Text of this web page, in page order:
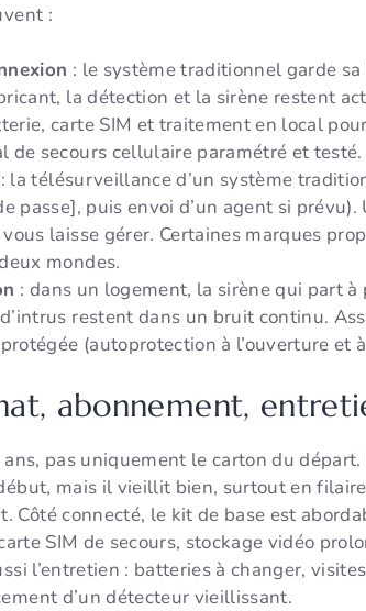
:
: le système traditionnel garde
la détection et la sirène restent
carte SIM et traitement en local
de secours cellulaire paramétré et testé.
: la télésurveillance d’un système
passe], puis envoi d’un agent si
laisse gérer. Certaines marques
mondes.
: dans un logement, la sirène qui part
restent dans un bruit continu.
(autoprotection à l’ouverture et
abonnement,
pas uniquement le carton du
mais il vieillit bien, surtout en
Côté connecté, le kit de base est
SIM de secours, stockage vidéo
l’entretien : batteries à changer,
d’un détecteur vieillissant.